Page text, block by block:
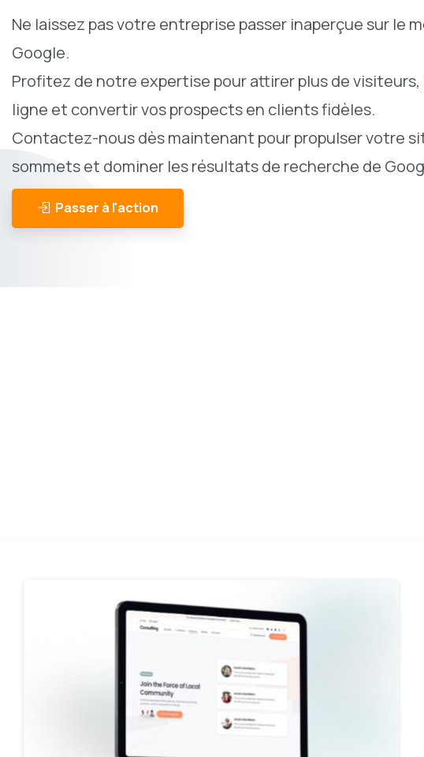
Ne laissez pas votre entreprise passer inaperçue sur le
Google.
Profitez de notre expertise pour attirer plus de
ligne et convertir vos prospects en clients fidèles.
Contactez-nous dès maintenant pour propulser votre
sommets et dominer les résultats de recherche de
Passer à l'action